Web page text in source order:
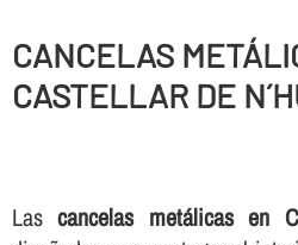
CANCELAS
CASTELLAR DE
Lascancelas metálicas en